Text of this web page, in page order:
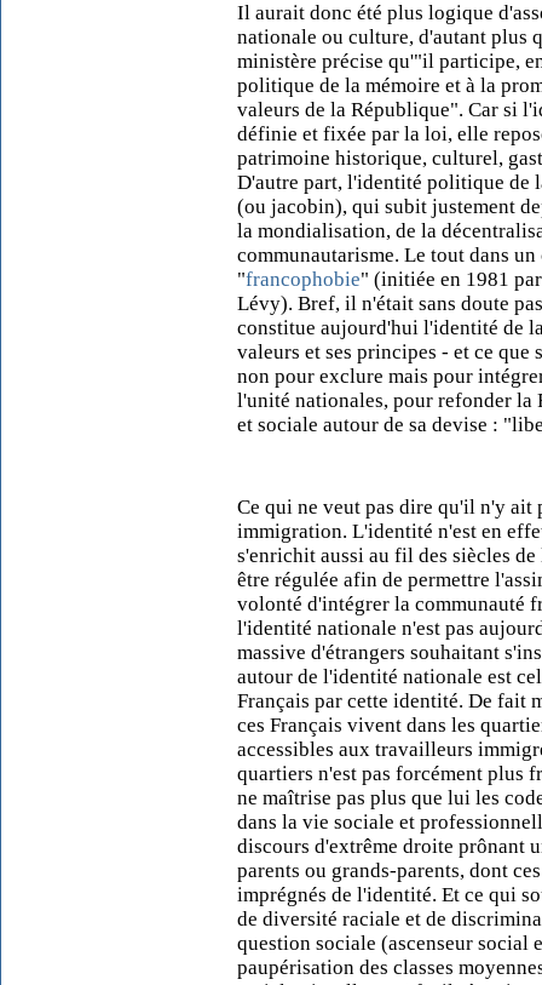
Il aurait donc été plus logique
nationale ou culture, d'autant plus
ministère précise qu'"il participe,
politique de la mémoire et à la
valeurs de la République". Car si
définie et fixée par la loi, elle
patrimoine historique, culturel,
D'autre part, l'identité politique de
(ou jacobin), qui subit justement
la mondialisation, de la
communautarisme. Le tout dans
"francophobie" (initiée en 1981
Lévy). Bref, il n'était sans doute
constitue aujourd'hui l'identité de
valeurs et ses principes - et ce
non pour exclure mais pour
l'unité nationales, pour refonder
et sociale autour de sa devise :
Ce qui ne veut pas dire qu'il n'y ait
immigration. L'identité n'est en
s'enrichit aussi au fil des siècles
être régulée afin de permettre
volonté d'intégrer la communauté
l'identité nationale n'est pas
massive d'étrangers souhaitant
autour de l'identité nationale est
Français par cette identité. De fait
ces Français vivent dans les
accessibles aux travailleurs
quartiers n'est pas forcément plus
ne maîtrise pas plus que lui les
dans la vie sociale et
discours d'extrême droite prônant
parents ou grands-parents, dont
imprégnés de l'identité. Et ce qui
de diversité raciale et de
question sociale (ascenseur social
paupérisation des classes